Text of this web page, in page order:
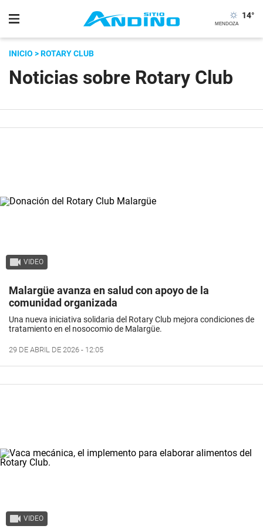
14°
INICIO > ROTARY CLUB
Noticias sobre Rotary Club
VIDEO
Malargüe avanza en salud con apoyo de la
comunidad organizada
Una nueva iniciativa solidaria del Rotary Club mejora condiciones de
tratamiento en el nosocomio de Malargüe.
29 DE ABRIL DE 2026 - 12:05
VIDEO